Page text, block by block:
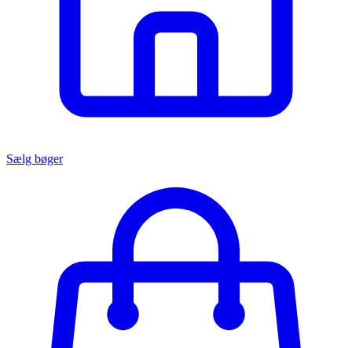
Sælg bøger